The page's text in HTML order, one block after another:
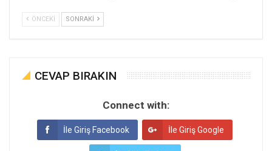
ÖNCEKI SONRAKI
CEVAP BIRAKIN
Connect with:
İle Giriş Facebook İle Giriş Google